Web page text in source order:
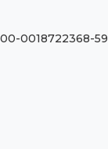
0018722368-59